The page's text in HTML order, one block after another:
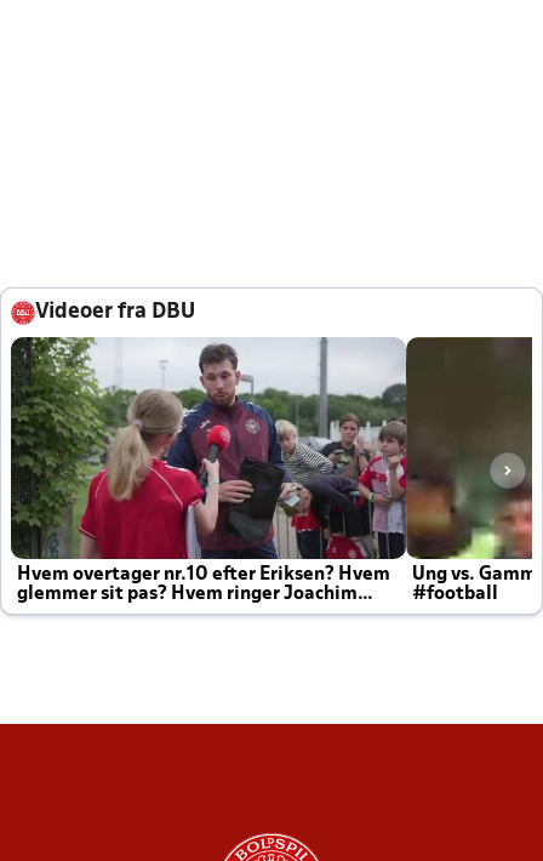
Videoer fra DBU
Hvem overtager nr.10 efter Eriksen? Hvem
glemmer sit pas? Hvem ringer Joachim
altid til efter kampe?
Ung vs.
#football